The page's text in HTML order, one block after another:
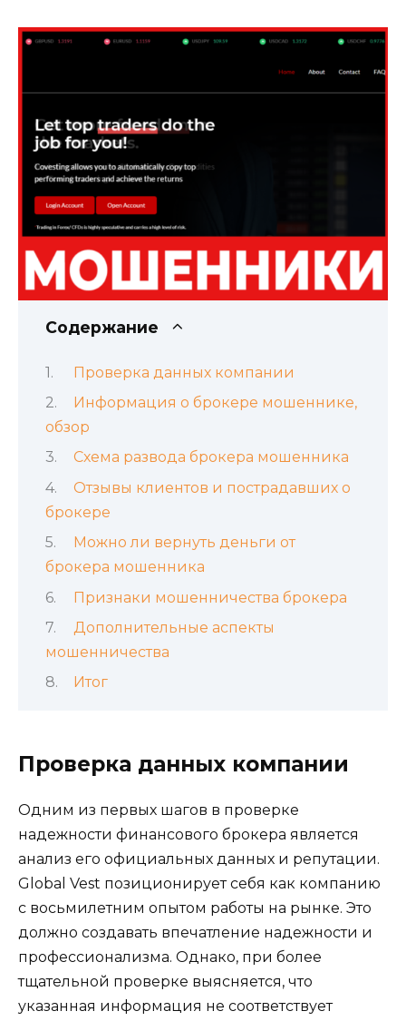
Содержание
Проверка данных компании
Информация о брокере мошеннике,
обзор
Схема развода брокера мошенника
Отзывы клиентов и пострадавших о
брокере
Можно ли вернуть деньги от
брокера мошенника
Признаки мошенничества брокера
Дополнительные аспекты
мошенничества
Итог
Проверка данных компании
Одним из первых шагов в проверке
надежности финансового брокера является
анализ его официальных данных и репутации.
Global Vest позиционирует себя как компанию
с восьмилетним опытом работы на рынке. Это
должно создавать впечатление надежности и
профессионализма. Однако, при более
тщательной проверке выясняется, что
указанная информация не соответствует